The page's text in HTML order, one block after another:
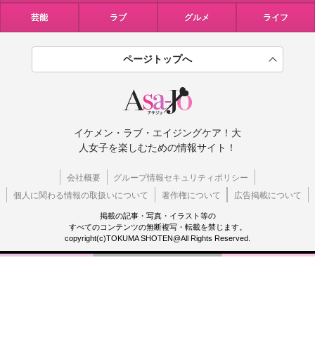
芸能 ラブ グルメ ライフ
ページトップへ
イケメン・ラブ・エイジングケア！大
人女子を楽しむための情報サイト！
会社概要
グループ情報セキュリティポリシー
個人に関わる情報の取扱いについて
著作権について 広告掲載について
掲載の記事・写真・イラスト等の
すべてのコンテンツの無断複写・転載を禁じます。
copyright(c)TOKUMA SHOTEN@All Rights Reserved.